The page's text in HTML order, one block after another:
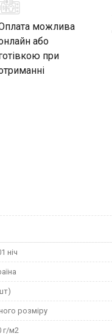
можлива
або
при
ніч
розміру
г/м2